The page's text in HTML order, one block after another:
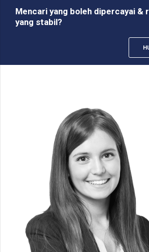
Mencari yang boleh dipercayai &
yang stabil?